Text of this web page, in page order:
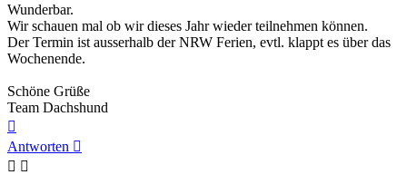
Wunderbar.
Wir schauen mal ob wir dieses Jahr wieder teilnehmen können.
Der Termin ist ausserhalb der NRW Ferien, evtl. klappt es über das
Wochenende.
Schöne Grüße
Team Dachshund
oben
Antworten